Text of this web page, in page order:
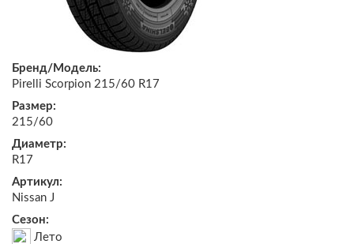
Бренд/Модель:
Pirelli Scorpion 215/60 R17
Размер:
215/60
Диаметр:
R17
Артикул:
Nissan J
Сезон:
Лето